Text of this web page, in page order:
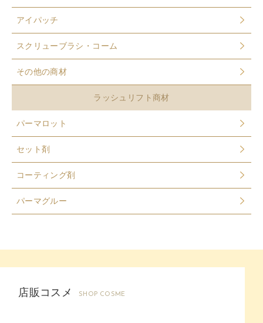
アイパッチ
スクリューブラシ・コーム
その他の商材
ラッシュリフト商材
パーマロット
セット剤
コーティング剤
パーマグルー
店販コスメ SHOP COSME